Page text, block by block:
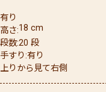
有り
高さ 18 cm
段数20 段
手すり 有り
上りから見て右側